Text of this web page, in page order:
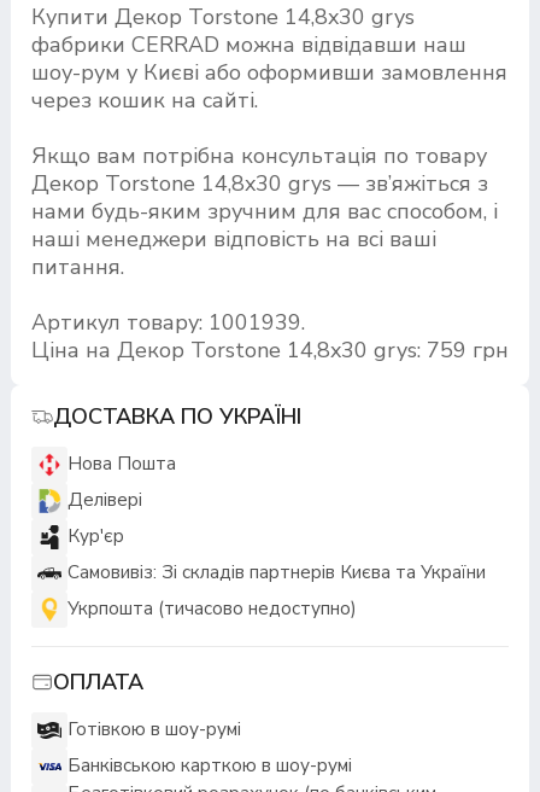
Купити Декор Torstone 14,8x30 grys
фабрики CERRAD можна відвідавши наш
шоу-рум у Києві або оформивши замовлення
через кошик на сайті.
Якщо вам потрібна консультація по товару
Декор Torstone 14,8x30 grys — зв’яжіться з
нами будь-яким зручним для вас способом, і
наші менеджери відповість на всі ваші
питання.
Артикул товару: 1001939.
Ціна на Декор Torstone 14,8x30 grys: 759 грн
ДОСТАВКА ПО УКРАЇНІ
Нова Пошта
Делівері
Кур'єр
Самовивіз: Зі складів партнерів Києва та України
Укрпошта (тичасово недоступно)
ОПЛАТА
Готівкою в шоу-румі
Банківською карткою в шоу-румі